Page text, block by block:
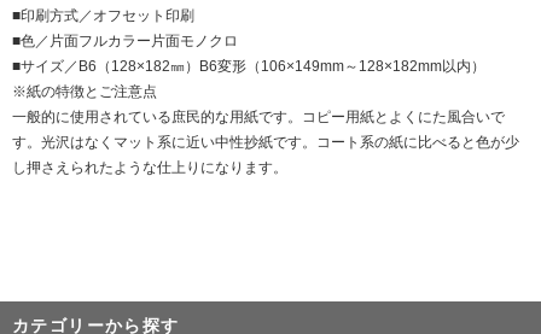
■印刷方式／オフセット印刷
■色／片面フルカラー片面モノクロ
■サイズ／B6（128×182㎜）B6変形（106×149mm～128×182mm以内）
※紙の特徴とご注意点
一般的に使用されている庶民的な用紙です。コピー用紙とよくにた風合いで
す。光沢はなくマット系に近い中性抄紙です。コート系の紙に比べると色が少
し押さえられたような仕上りになります。
カテゴリーから探す